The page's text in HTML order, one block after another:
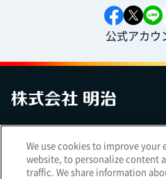
公式アカウ
アクセシビリティへの対応方針ご
Cookie Settings
We use cookies to improve your
website, to personalize content
traffic. We share information